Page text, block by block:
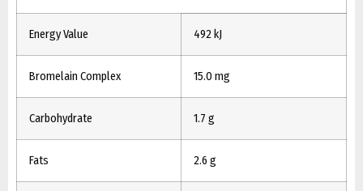
Energy Value 492 kJ
Bromelain Complex 15.0 mg
Carbohydrate 1.7 g
Fats 2.6 g